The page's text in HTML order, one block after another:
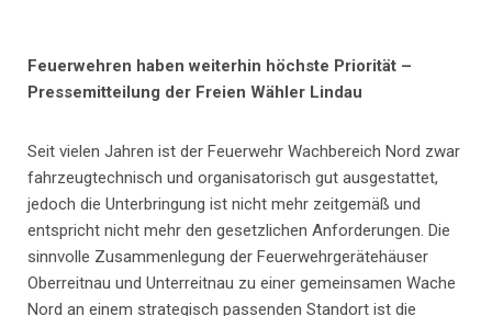
Feuerwehren haben weiterhin höchste Priorität –
Pressemitteilung der Freien Wähler Lindau
Seit vielen Jahren ist der Feuerwehr Wachbereich Nord zwar
fahrzeugtechnisch und organisatorisch gut ausgestattet,
jedoch die Unterbringung ist nicht mehr zeitgemäß und
entspricht nicht mehr den gesetzlichen Anforderungen. Die
sinnvolle Zusammenlegung der Feuerwehrgerätehäuser
Oberreitnau und Unterreitnau zu einer gemeinsamen Wache
Nord an einem strategisch passenden Standort ist die